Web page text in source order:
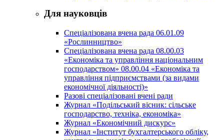
Для науковців
Спеціалізована вчена рада 06.01.09
«Рослинництво»
Спеціалізована вчена рада 08.00.03
«Економіка та управління національним
господарством» 08.00.04 «Економіка та
управління підприємствами (за видами
економічної діяльності)»
Разові спеціалізовані вчені ради
Журнал «Подільський вісник: сільське
господарство, техніка, економіка»
Журнал «Економічний дискурс»
Журнал «Інститут бухгалтерського обліку,